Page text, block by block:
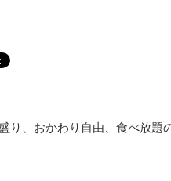
り、おかわり自由、食べ放題